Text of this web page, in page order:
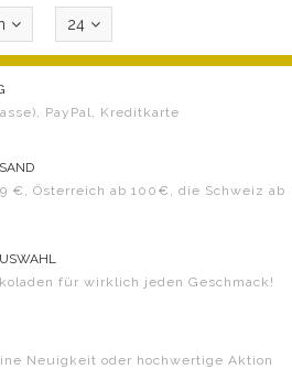
24
PayPal, Kreditkarte
€, Österreich ab 100€, die Schweiz ab
für wirklich jeden Geschmack!
Neuigkeit oder hochwertige Aktion